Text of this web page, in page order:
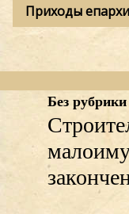
Приходы
Без рубрики